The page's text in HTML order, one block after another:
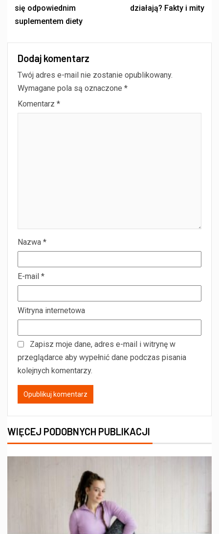
się odpowiednim
suplementem diety
działają? Fakty i mity
Dodaj komentarz
Twój adres e-mail nie zostanie opublikowany.
Wymagane pola są oznaczone *
Komentarz *
Nazwa *
E-mail *
Witryna internetowa
Zapisz moje dane, adres e-mail i witrynę w
przeglądarce aby wypełnić dane podczas pisania
kolejnych komentarzy.
WIĘCEJ PODOBNYCH PUBLIKACJI